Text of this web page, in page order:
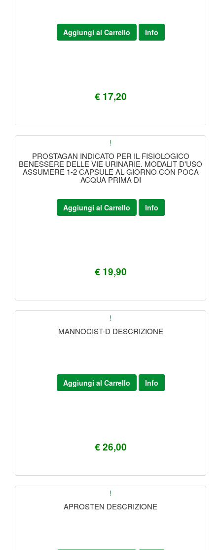
€ 17,20
Aggiungi al Carrello Info
!
PROSTAGAN INDICATO PER IL FISIOLOGICO
BENESSERE DELLE VIE URINARIE. MODALIT D'USO
ASSUMERE 1-2 CAPSULE AL GIORNO CON POCA
ACQUA PRIMA DI
€ 19,90
Aggiungi al Carrello Info
!
MANNOCIST-D DESCRIZIONE
€ 26,00
Aggiungi al Carrello Info
!
APROSTEN DESCRIZIONE